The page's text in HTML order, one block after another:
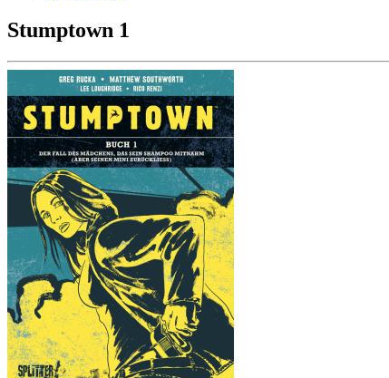
Stumptown 1